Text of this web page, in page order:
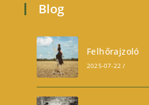
Blog
Felhőrajzoló
2025-07-22 /